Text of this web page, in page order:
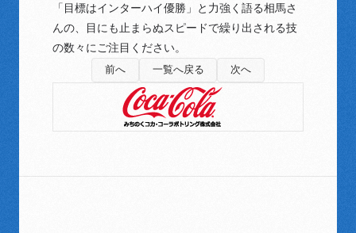
「目標はインターハイ優勝」と力強く語る相馬さ
んの、目にも止まらぬスピードで繰り出される技
の数々にご注目ください。
前へ 一覧へ戻る 次へ